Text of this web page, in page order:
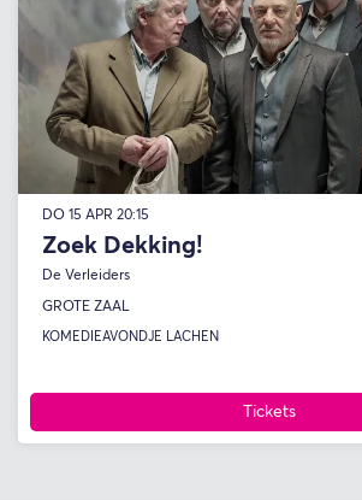
Zoek Dekking!
De Verleiders
DO 15 APR 20:15
GROTE ZAAL
KOMEDIEAVONDJE LACHEN
Tickets